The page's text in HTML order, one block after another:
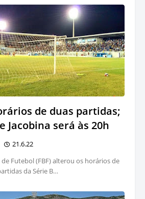
de duas partidas;
Jacobina será às 20h
21.6.22
Futebol (FBF) alterou os horários de
da Série B…